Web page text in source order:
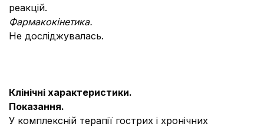
реакцій.
Фармакокінетика.
Не досліджувалась.
Клінічні характеристики.
Показання.
У комплексній терапії гострих і хронічних